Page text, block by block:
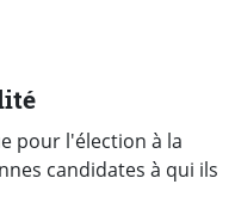
pour l'élection à la
candidates à qui ils